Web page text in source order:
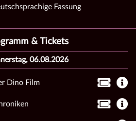
Fassung
& Tickets
06.08.2026
Dino Film